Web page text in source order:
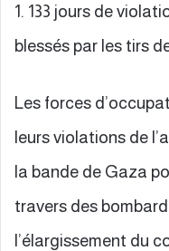
1. 133 jours de
blessés par les tirs
Les forces
leurs violations de
la bande de Gaza
travers des
l’élargissement du